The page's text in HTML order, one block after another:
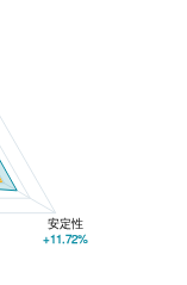
安定性
+11.72%